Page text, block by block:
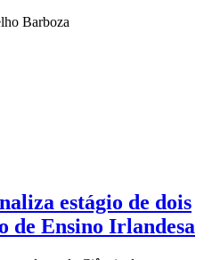
Barboza
estágio de dois
de Ensino Irlandesa